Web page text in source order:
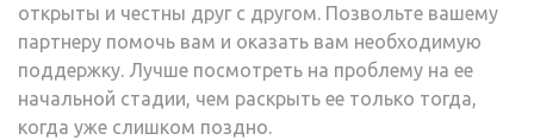
открыты и честны друг с другом. Позвольте вашему
партнеру помочь вам и оказать вам необходимую
поддержку. Лучше посмотреть на проблему на ее
начальной стадии, чем раскрыть ее только тогда,
когда уже слишком поздно.